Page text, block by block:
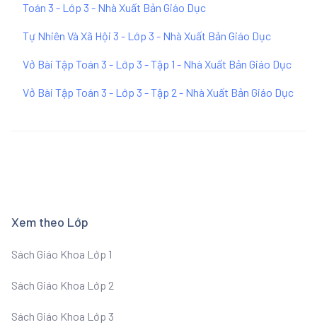
Toán 3 - Lớp 3 - Nhà Xuất Bản Giáo Dục
Tự Nhiên Và Xã Hội 3 - Lớp 3 - Nhà Xuất Bản Giáo Dục
Vở Bài Tập Toán 3 - Lớp 3 - Tập 1 - Nhà Xuất Bản Giáo Dục
Vở Bài Tập Toán 3 - Lớp 3 - Tập 2 - Nhà Xuất Bản Giáo Dục
Xem theo Lớp
Sách Giáo Khoa Lớp 1
Sách Giáo Khoa Lớp 2
Sách Giáo Khoa Lớp 3